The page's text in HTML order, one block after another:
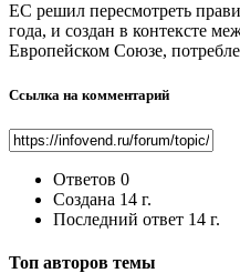
ЕС решил пересмотреть
года, и создан в контексте
Европейском Союзе,
Ссылка на комментарий
Ответов 0
Создана 14 г.
Последний ответ 14 г.
Топ авторов темы